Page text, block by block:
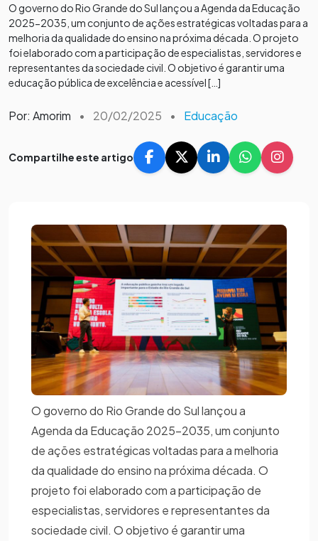
​O governo do Rio Grande do Sul lançou a Agenda da Educação
2025-2035, um conjunto de ações estratégicas voltadas para a
melhoria da qualidade do ensino na próxima década. O projeto
foi elaborado com a participação de especialistas, servidores e
representantes da sociedade civil. O objetivo é garantir uma
educação pública de excelência e acessível […]
Por: Amorim • 20/02/2025 • Educação
Compartilhe este artigo
O governo do Rio Grande do Sul lançou a
Agenda da Educação 2025-2035, um conjunto
de ações estratégicas voltadas para a melhoria
da qualidade do ensino na próxima década. O
projeto foi elaborado com a participação de
especialistas, servidores e representantes da
sociedade civil. O objetivo é garantir uma